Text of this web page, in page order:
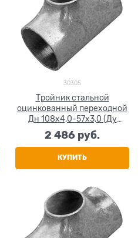
30305
Тройник стальной
оцинкованный переходной
Дн 108х4,0-57х3,0 (Ду
100х50) бесшовный ГОСТ
17376-2001
2 486 руб.
КУПИТЬ